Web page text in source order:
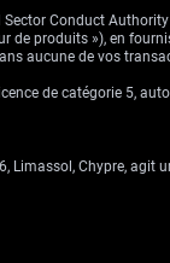
Conduct
de produits »), en
aucune de vos
de catégorie 5,
Limassol, Chypre, agit